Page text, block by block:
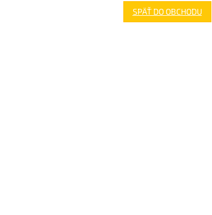
SPÄŤ DO OBCHODU